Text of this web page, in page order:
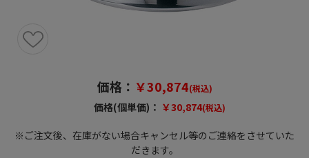
価格： ￥30,874(税込)
価格(個単価)： ￥30,874(税込)
※ご注文後、在庫がない場合キャンセル等のご連絡をさせていた
だきます。